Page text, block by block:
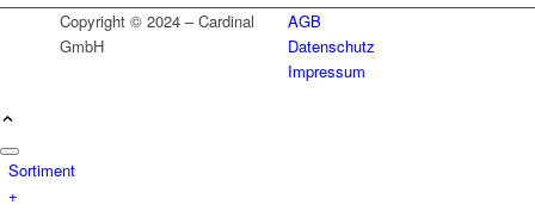
Copyright © 2024 – Cardinal
GmbH
AGB
Datenschutz
Impressum
Sortiment
+